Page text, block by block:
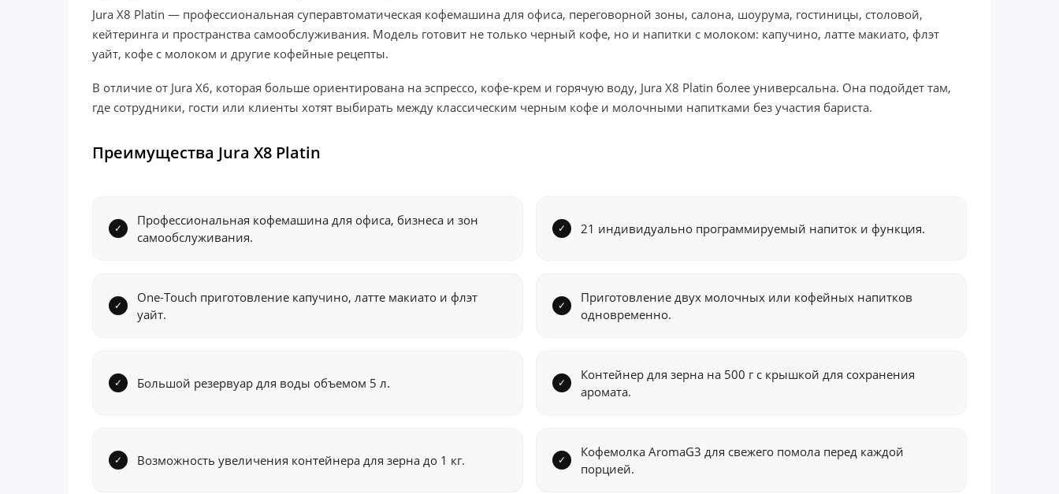
Jura X8 Platin — профессиональная суперавтоматическая кофемашина для офиса, переговорной зоны, салона, шоурума, гостиницы, столовой,
кейтеринга и пространства самообслуживания. Модель готовит не только черный кофе, но и напитки с молоком: капучино, латте макиато, флэт
уайт, кофе с молоком и другие кофейные рецепты.
В отличие от Jura X6, которая больше ориентирована на эспрессо, кофе-крем и горячую воду, Jura X8 Platin более универсальна. Она подойдет там,
где сотрудники, гости или клиенты хотят выбирать между классическим черным кофе и молочными напитками без участия бариста.
Преимущества Jura X8 Platin
Профессиональная кофемашина для офиса, бизнеса и зон
самообслуживания.
21 индивидуально программируемый напиток и функция.
One-Touch приготовление капучино, латте макиато и флэт
уайт.
Приготовление двух молочных или кофейных напитков
одновременно.
Большой резервуар для воды объемом 5 л.
Контейнер для зерна на 500 г с крышкой для сохранения
аромата.
Возможность увеличения контейнера для зерна до 1 кг.
Кофемолка AromaG3 для свежего помола перед каждой
порцией.